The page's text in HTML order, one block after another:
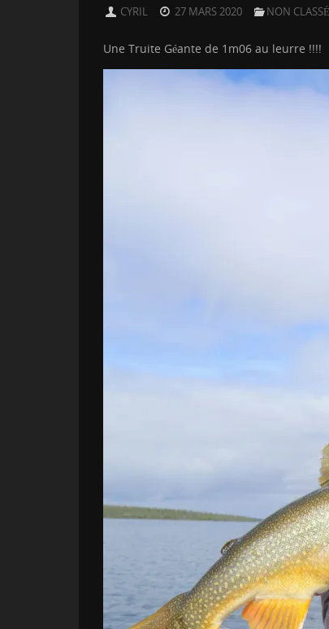
CYRIL 27 MARS 2020 NON CLASSÉ
Une Truite Géante de 1m06 au leurre !!!!